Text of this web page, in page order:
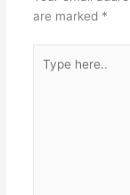
are marked *
here..